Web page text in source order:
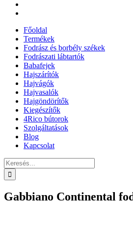
Főoldal
Termékek
Fodrász és borbély székek
Fodrászati lábtartók
Babafejek
Hajszárítók
Hajvágók
Hajvasalók
Hajgöndörítők
Kiegészítők
4Rico bútorok
Szolgáltatások
Blog
Kapcsolat
Keresés...
Gabbiano Continental